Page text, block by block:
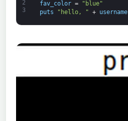
2
3
fav_color =
"blue"
puts
"hello, " + username